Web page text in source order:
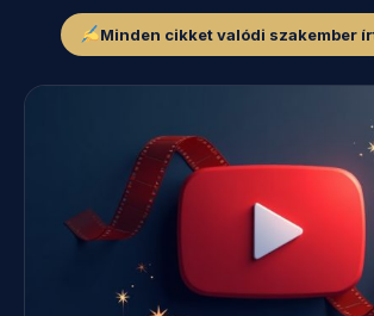
Minden cikket valódi szakember